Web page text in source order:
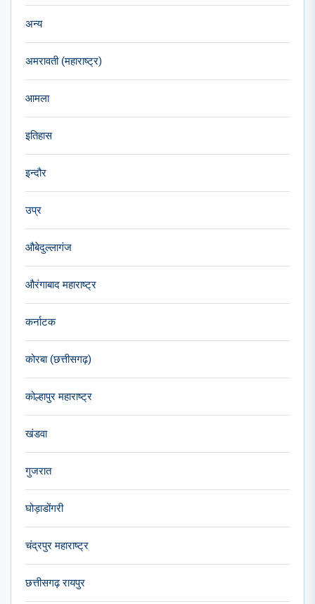
अन्य
अमरावती (महाराष्ट्र)
आमला
इतिहास
इन्दौर
उप्र
औबेदुल्लागंज
औरंगाबाद महाराष्ट्र
कर्नाटक
कोरबा (छत्तीसगढ़)
कोल्हापुर महाराष्ट्र
खंडवा
गुजरात
घोड़ाडोंगरी
चंद्रपुर महाराष्ट्र
छत्तीसगढ़ रायपुर